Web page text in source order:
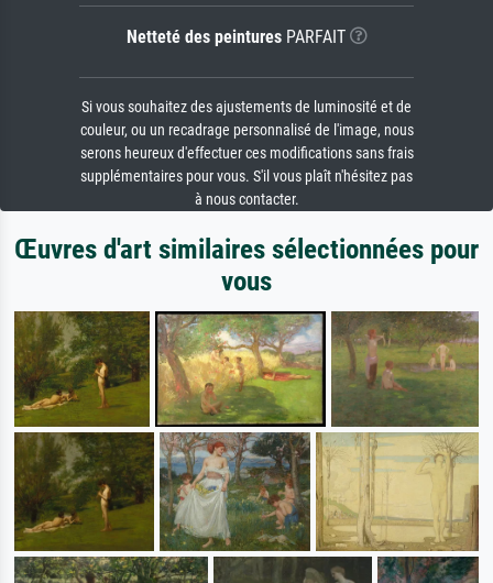
Netteté des peinturesPARFAIT
Si vous souhaitez des ajustements de luminosité et de
couleur, ou un recadrage personnalisé de l'image, nous
serons heureux d'effectuer ces modifications sans frais
supplémentaires pour vous. S'il vous plaît n'hésitez pas
à nous contacter.
Œuvres d'art similaires sélectionnées pour
vous